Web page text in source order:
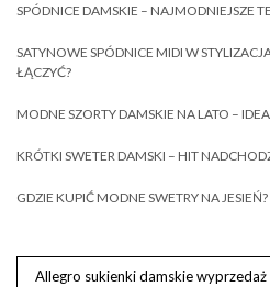
SPÓDNICE DAMSKIE – NAJMODNIEJSZE
SATYNOWE SPÓDNICE MIDI W
ŁĄCZYĆ?
MODNE SZORTY DAMSKIE NA LATO –
KRÓTKI SWETER DAMSKI – HIT
GDZIE KUPIĆ MODNE SWETRY NA
Allegro sukienki damskie wyprzedaż